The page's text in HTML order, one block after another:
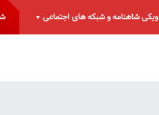
ویکی شاهنامه و شبکه های اجتماعی